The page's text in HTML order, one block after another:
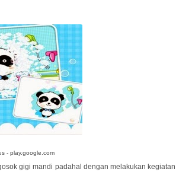
- play.google.com
gigi mandi padahal dengan melakukan kegiatan